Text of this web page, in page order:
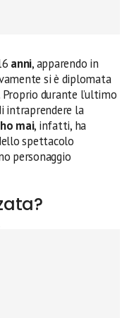
anni, apparendo in
si è diplomata
durante l’ultimo
intraprendere la
mai, infatti, ha
spettacolo
personaggio